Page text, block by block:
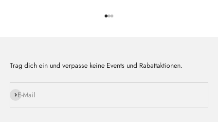
Trag dich ein und verpasse keine Events und Rabattaktionen.
E-Mail
Abonnieren